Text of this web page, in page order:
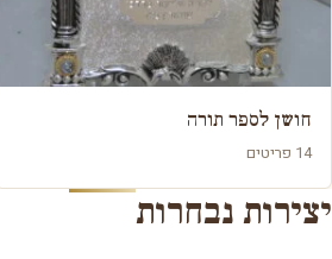
חושן לספר תורה
14 פריטים
יצירות נבחרות